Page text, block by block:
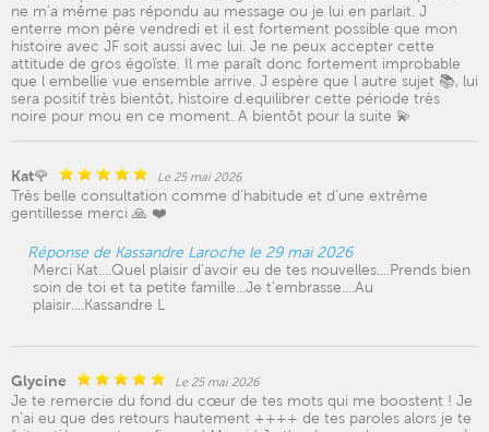
ne m'a même pas répondu au message ou je lui en parlait. J
enterre mon père vendredi et il est fortement possible que mon
histoire avec JF soit aussi avec lui. Je ne peux accepter cette
attitude de gros égoïste. Il me paraît donc fortement improbable
que l embellie vue ensemble arrive. J espère que l autre sujet 📚, lui
sera positif très bientôt, histoire d.equilibrer cette période très
noire pour mou en ce moment. A bientôt pour la suite 💫
Kat🌹 Le 25 mai 2026
Très belle consultation comme d’habitude et d’une extrême
gentillesse merci 🙏 ❤️
Réponse de Kassandre Laroche le 29 mai 2026
Merci Kat....Quel plaisir d'avoir eu de tes nouvelles....Prends bien
soin de toi et ta petite famille...Je t'embrasse....Au
plaisir....Kassandre L
Glycine Le 25 mai 2026
Je te remercie du fond du cœur de tes mots qui me boostent ! Je
n'ai eu que des retours hautement ++++ de tes paroles alors je te